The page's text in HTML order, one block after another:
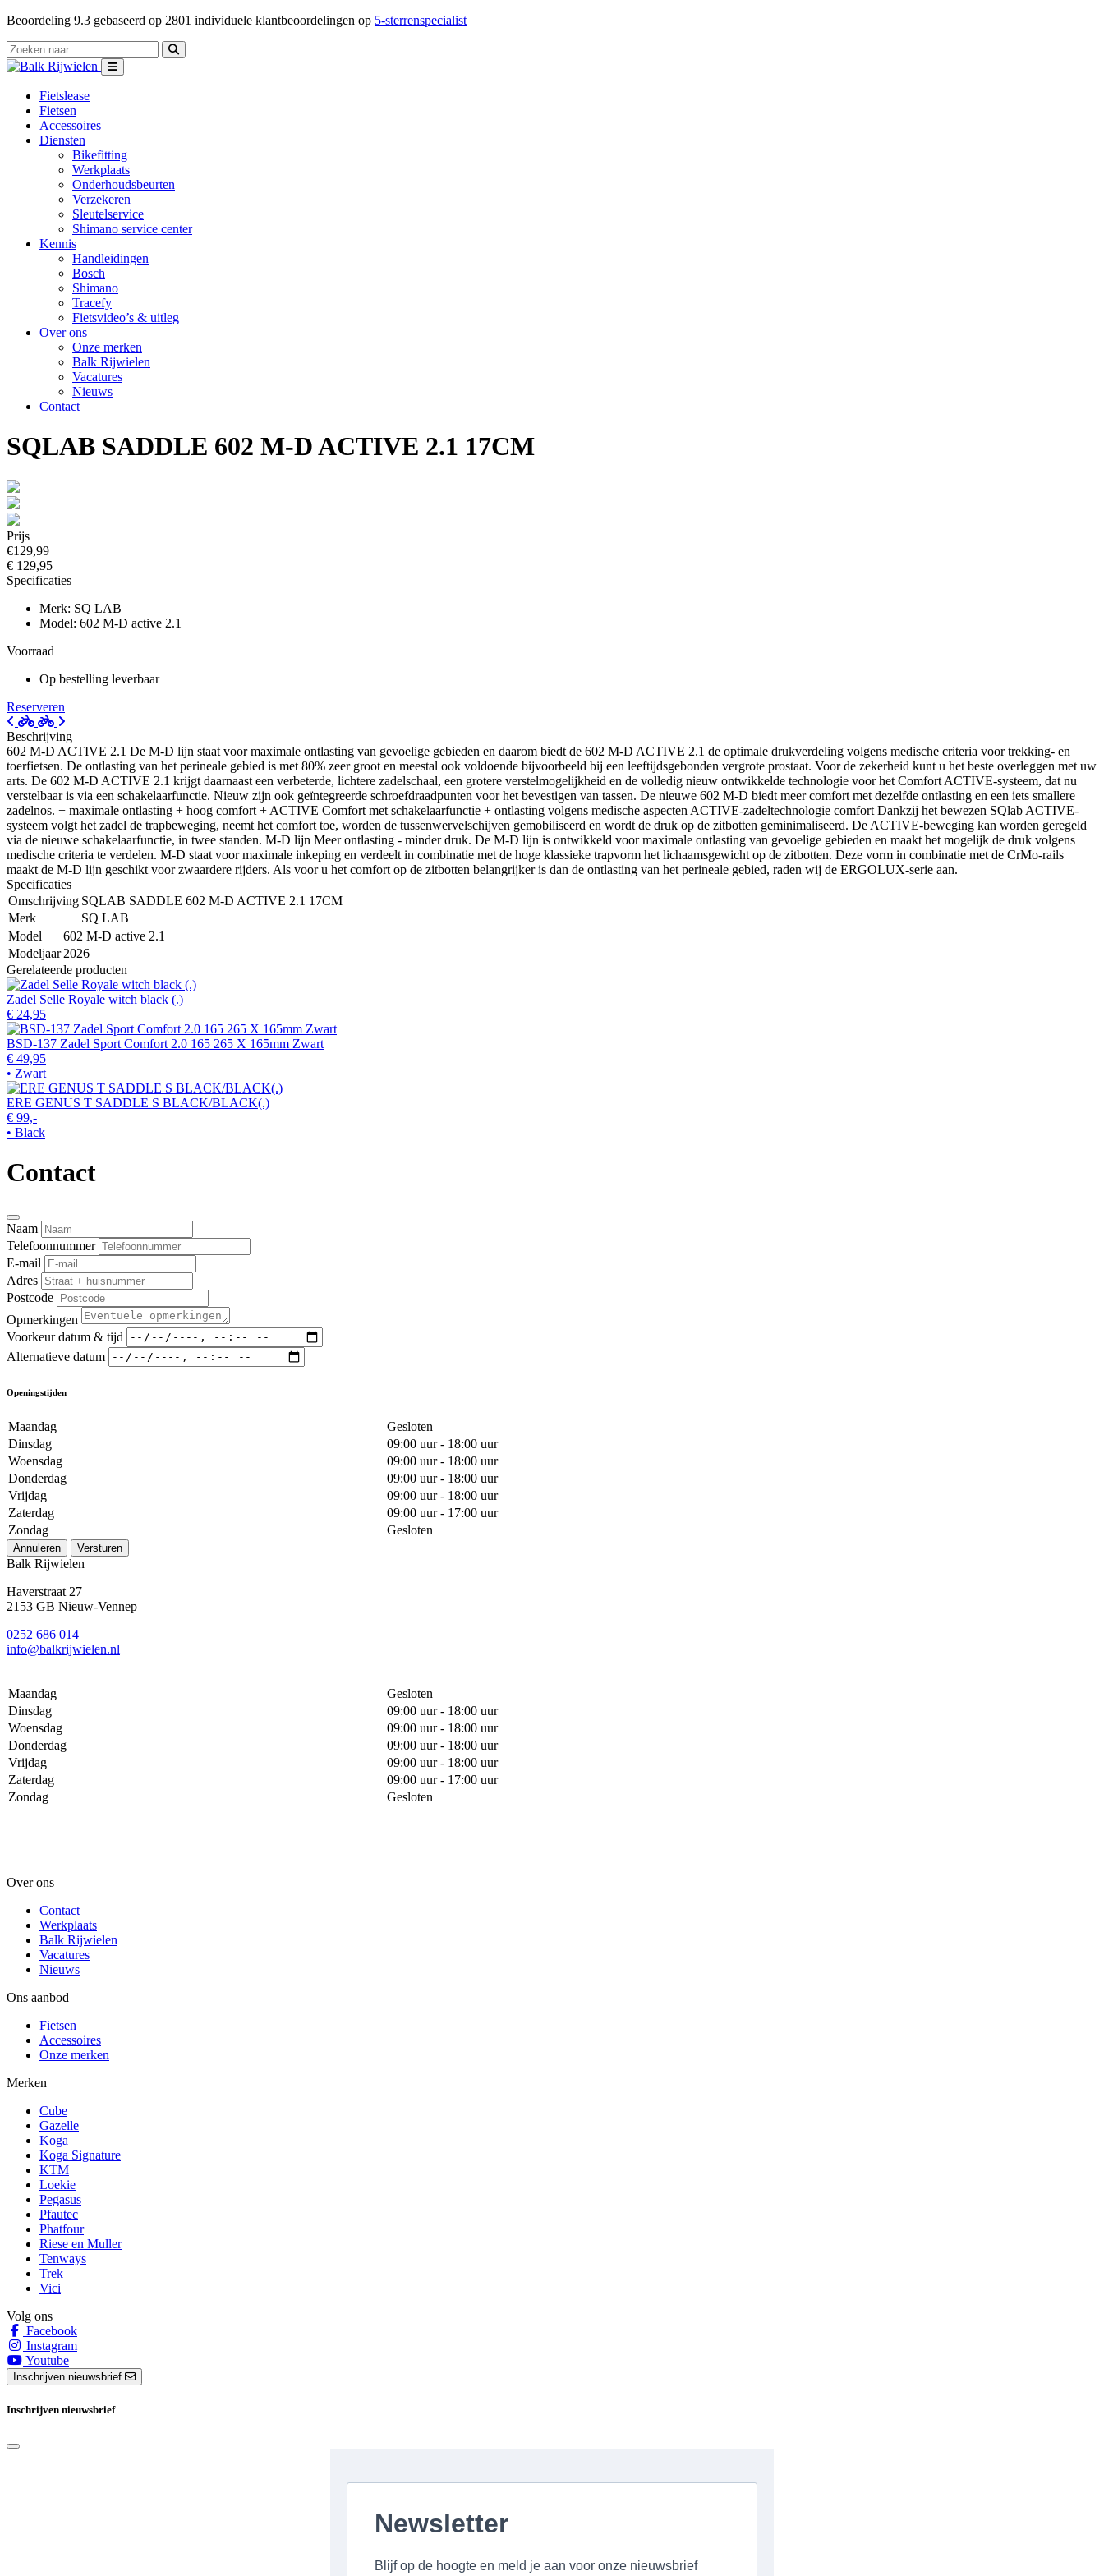
Beoordeling 9.3 gebaseerd op 2801 individuele klantbeoordelingen op 5-sterrenspecialist
Fietslease
Fietsen
Accessoires
Diensten
Bikefitting
Werkplaats
Onderhoudsbeurten
Verzekeren
Sleutelservice
Shimano service center
Kennis
Handleidingen
Bosch
Shimano
Tracefy
Fietsvideo’s & uitleg
Over ons
Onze merken
Balk Rijwielen
Vacatures
Nieuws
Contact
SQLAB SADDLE 602 M-D ACTIVE 2.1 17CM
Prijs
€129,99
€ 129,95
Specificaties
Merk: SQ LAB
Model: 602 M-D active 2.1
Voorraad
Op bestelling leverbaar
Reserveren
Beschrijving
602 M-D ACTIVE 2.1 De M-D lijn staat voor maximale ontlasting van gevoelige gebieden en daarom biedt de 602 M-D ACTIVE 2.1 de optimale drukverdeling volgens medische criteria voor trekking- en
toerfietsen. De ontlasting van het perineale gebied is met 80% zeer groot en meestal ook voldoende bijvoorbeeld bij een leeftijdsgebonden vergrote prostaat. Voor de zekerheid kunt u het beste overleggen met uw
arts. De 602 M-D ACTIVE 2.1 krijgt daarnaast een verbeterde, lichtere zadelschaal, een grotere verstelmogelijkheid en de volledig nieuw ontwikkelde technologie voor het Comfort ACTIVE-systeem, dat nu
verstelbaar is via een schakelaarfunctie. Nieuw zijn ook geïntegreerde schroefdraadpunten voor het bevestigen van tassen. De nieuwe 602 M-D biedt meer comfort met dezelfde ontlasting en een iets smallere
zadelnos. + maximale ontlasting + hoog comfort + ACTIVE Comfort met schakelaarfunctie + ontlasting volgens medische aspecten ACTIVE-zadeltechnologie comfort Dankzij het bewezen SQlab ACTIVE-
systeem volgt het zadel de trapbeweging, neemt het comfort toe, worden de tussenwervelschijven gemobiliseerd en wordt de druk op de zitbotten geminimaliseerd. De ACTIVE-beweging kan worden geregeld
via de nieuwe schakelaarfunctie, in twee standen. M-D lijn Meer ontlasting - minder druk. De M-D lijn is ontwikkeld voor maximale ontlasting van gevoelige gebieden en maakt het mogelijk de druk volgens
medische criteria te verdelen. M-D staat voor maximale inkeping en verdeelt in combinatie met de hoge klassieke trapvorm het lichaamsgewicht op de zitbotten. Deze vorm in combinatie met de CrMo-rails
maakt de M-D lijn geschikt voor zwaardere rijders. Als voor u het comfort op de zitbotten belangrijker is dan de ontlasting van het perineale gebied, raden wij de ERGOLUX-serie aan.
Specificaties
Omschrijving SQLAB SADDLE 602 M-D ACTIVE 2.1 17CM
Merk
SQ LAB
Model
602 M-D active 2.1
Modeljaar 2026
Gerelateerde producten
Zadel Selle Royale witch black (.)
€ 24,95
BSD-137 Zadel Sport Comfort 2.0 165 265 X 165mm Zwart
€ 49,95
• Zwart
ERE GENUS T SADDLE S BLACK/BLACK(.)
€ 99,-
• Black
Contact
Naam
Telefoonnummer
E-mail
Adres
Postcode
Opmerkingen
Voorkeur datum & tijd
Alternatieve datum
Openingstijden
Maandag
Gesloten
Dinsdag
09:00 uur - 18:00 uur
Woensdag
09:00 uur - 18:00 uur
Donderdag
09:00 uur - 18:00 uur
Vrijdag
09:00 uur - 18:00 uur
Zaterdag
09:00 uur - 17:00 uur
Zondag
Gesloten
Annuleren Versturen
Balk Rijwielen
Haverstraat 27
2153 GB Nieuw-Vennep
0252 686 014
info@balkrijwielen.nl
Maandag
Gesloten
Dinsdag
09:00 uur - 18:00 uur
Woensdag
09:00 uur - 18:00 uur
Donderdag
09:00 uur - 18:00 uur
Vrijdag
09:00 uur - 18:00 uur
Zaterdag
09:00 uur - 17:00 uur
Zondag
Gesloten
Over ons
Contact
Werkplaats
Balk Rijwielen
Vacatures
Nieuws
Ons aanbod
Fietsen
Accessoires
Onze merken
Merken
Cube
Gazelle
Koga
Koga Signature
KTM
Loekie
Pegasus
Pfautec
Phatfour
Riese en Muller
Tenways
Trek
Vici
Volg ons
Facebook
Instagram
Youtube
Inschrijven nieuwsbrief
Inschrijven nieuwsbrief